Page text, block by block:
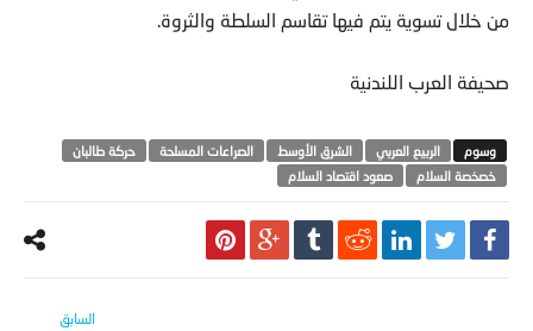
من خلال تسوية يتم فيها تقاسم السلطة والثروة.
صحيفة العرب اللندنية
الربيع العربي الشرق الأوسط الصراعات المسلحة
حركة طالبان
خصخصة السلام
صعود اقتصاد السلام